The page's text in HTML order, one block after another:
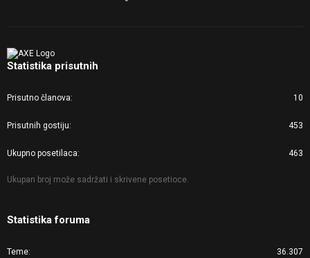
Statistika prisutnih
Prisutno članova 10
Prisutnih gostiju 453
Ukupno posetilaca 463
Ukupan broj može sadržati i skrivene posetioce.
Statistika foruma
Teme 36.307